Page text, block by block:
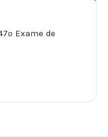
Exame de